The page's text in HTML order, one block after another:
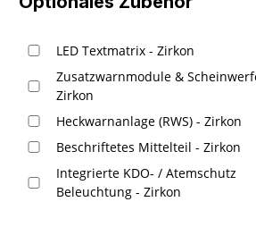
LED Textmatrix - Zirkon
Zusatzwarnmodule &
Zirkon
Heckwarnanlage (RWS) - Zirkon
Beschriftetes Mittelteil - Zirkon
Integrierte KDO- / Atemschutz
Beleuchtung - Zirkon